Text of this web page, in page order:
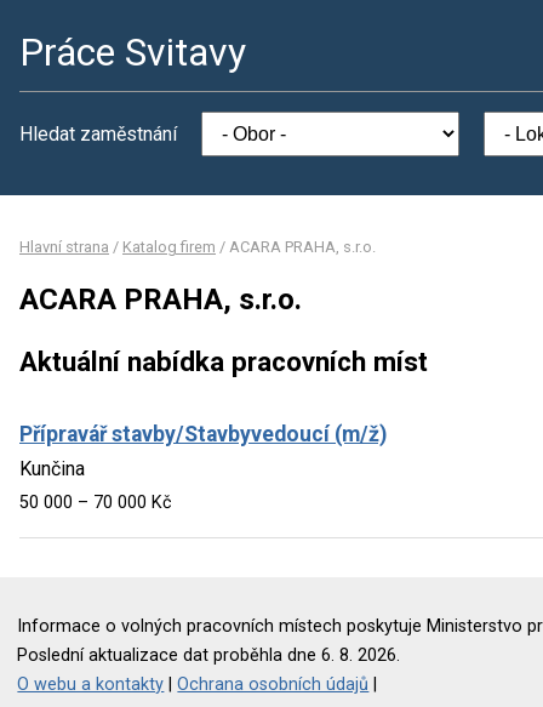
Práce Svitavy
Hledat zaměstnání
Hlavní strana / Katalog firem / ACARA PRAHA, s.r.o.
ACARA PRAHA, s.r.o.
Aktuální nabídka pracovních míst
Přípravář stavby/Stavbyvedoucí (m/ž)
Kunčina
50 000 – 70 000 Kč
Informace o volných pracovních místech poskytuje Ministerstvo
Poslední aktualizace dat proběhla dne 6. 8. 2026.
O webu a kontakty |Ochrana osobních údajů